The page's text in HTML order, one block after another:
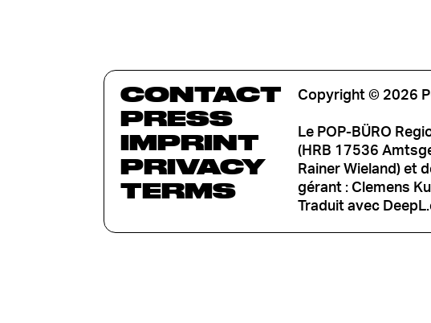
CONTACT
PRESS
IMPRINT
PRIVACY
TERMS
Copyright © 2026
Le POP-BÜRO
(HRB 17536
Rainer Wieland) et
gérant : Clemens
Traduit avec